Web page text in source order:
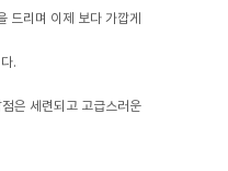
드리며 이제 보다 가깝게
.
은 세련되고 고급스러운